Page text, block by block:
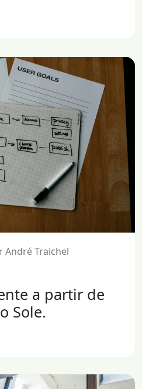
André Traichel
a partir de
Sole.